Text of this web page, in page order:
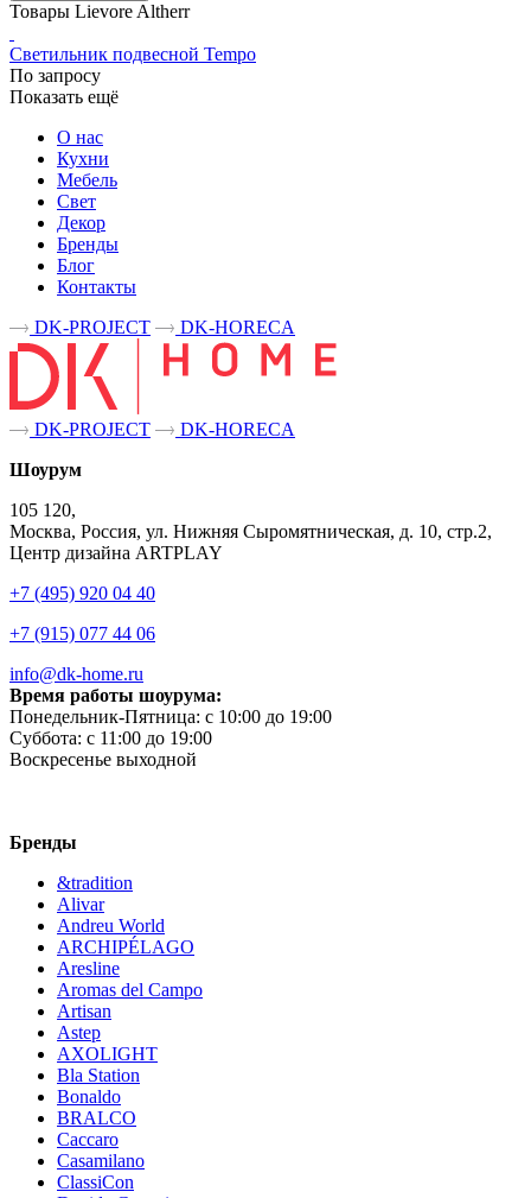
Товары Lievore Altherr
Светильник подвесной Tempo
По запросу
Показать ещё
О нас
Кухни
Мебель
Свет
Декор
Бренды
Блог
Контакты
DK-PROJECT
DK-HORECA
DK-PROJECT
DK-HORECA
Шоурум
105 120,
Москва, Россия, ул. Нижняя Сыромятническая, д. 10, стр.2,
Центр дизайна ARTPLAY
+7 (495) 920 04 40
+7 (915) 077 44 06
info@dk-home.ru
Время работы шоурума:
Понедельник-Пятница: c 10:00 до 19:00
Суббота: c 11:00 до 19:00
Воскресенье выходной
Бренды
&tradition
Alivar
Andreu World
ARCHIPÉLAGO
Aresline
Aromas del Campo
Artisan
Astep
AXOLIGHT
Bla Station
Bonaldo
BRALCO
Caccaro
Casamilano
ClassiCon